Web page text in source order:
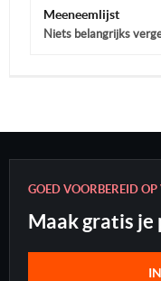
Meeneemlijst
Niets belangrijks
GOED VOORBEREID
Maak gratis